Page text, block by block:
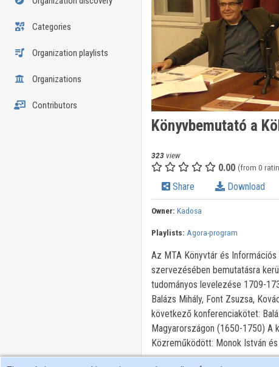
Categories
Organization playlists
Organizations
Contributors
Könyvbemutató a
323view
0.00 (from 0
Share Download
Owner: Kadosa
Playlists: Agora-program
Az MTA Könyvtár és
szervezésében bemutatásra
tudományos levelezése 1709-
Balázs Mihály, Font Zsuzsa,
következő konferenciakötet:
Magyarországon (1650-1750) A
Közreműködött: Monok István